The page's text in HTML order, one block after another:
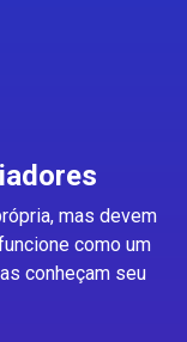
mas devem
como um
conheçam seu